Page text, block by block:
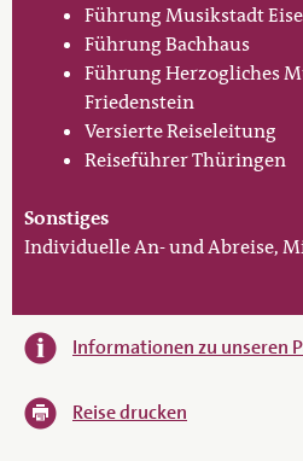
Führung Musikstadt
Führung Bachhaus
Führung Herzogliches
Friedenstein
Versierte Reiseleitung
Reiseführer Thüringen
Sonstiges
Individuelle An- und Abreise,
Informationen zu unseren
Reise drucken